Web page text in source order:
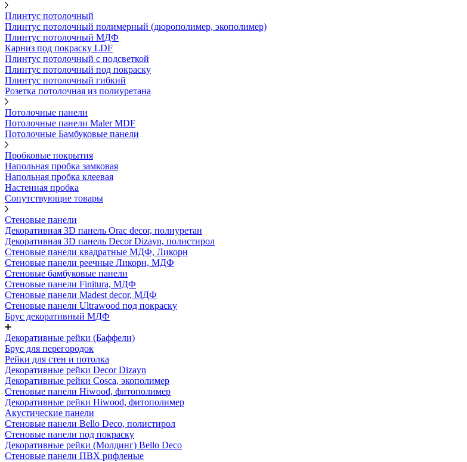
Плинтус потолочный
Плинтус потолочный полимерный (дюрополимер, экополимер)
Плинтус потолочный МДФ
Карниз под покраску LDF
Плинтус потолочный с подсветкой
Плинтус потолочный под покраску
Плинтус потолочный гибкий
Розетка потолочная из полиуретана
Потолочные панели
Потолочные панели Maler MDF
Потолочные Бамбуковые панели
Пробковые покрытия
Напольная пробка замковая
Напольная пробка клеевая
Настенная пробка
Сопутствующие товары
Стеновые панели
Декоративная 3D панель Orac decor, полиуретан
Декоративная 3D панель Decor Dizayn, полистирол
Стеновые панели квадратные МДФ, Ликорн
Стеновые панели реечные Ликорн, МДФ
Стеновые бамбуковые панели
Стеновые панели Finitura, МДФ
Стеновые панели Madest decor, МДФ
Стеновые панели Ultrawood под покраску
Брус декоративный МДФ
Декоративные рейки (Баффели)
Брус для перегородок
Рейки для стен и потолка
Декоративные рейки Decor Dizayn
Декоративные рейки Cosca, экополимер
Стеновые панели Hiwood, фитополимер
Декоративные рейки Hiwood, фитополимер
Акустические панели
Стеновые панели Bello Deco, полистирол
Стеновые панели под покраску
Декоративные рейки (Молдинг) Bello Deco
Стеновые панели ПВХ рифленые